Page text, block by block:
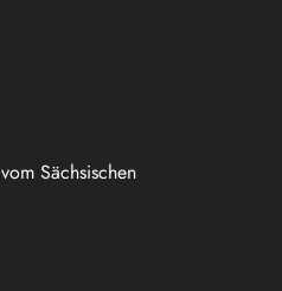
Sächsischen